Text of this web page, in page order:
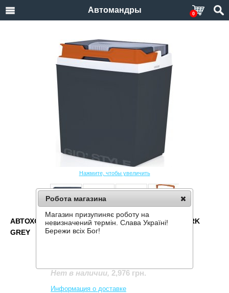
Автомандры 0
Нажмите, чтобы увеличить
АВТОХОЛОДИЛЬНИК GIOSTYLE SHIVER 30 12V DARK
GREY
Нет в наличии, 2,976 грн.
Информация о доставке
Робота магазина
Магазин призупиняє роботу на
невизначений термін. Слава Україні!
Бережи всіх Бог!